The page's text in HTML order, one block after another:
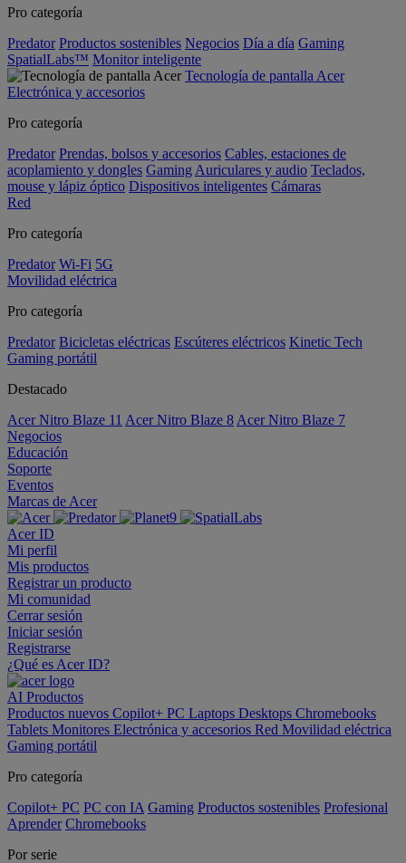
Pro categoría
Predator Productos sostenibles Negocios Día a día Gaming
SpatialLabs™ Monitor inteligente
Tecnología de pantalla Acer
Electrónica y accesorios
Pro categoría
Predator Prendas, bolsos y accesorios Cables, estaciones de
acoplamiento y dongles Gaming Auriculares y audio Teclados,
mouse y lápiz óptico Dispositivos inteligentes Cámaras
Red
Pro categoría
Predator Wi-Fi 5G
Movilidad eléctrica
Pro categoría
Predator Bicicletas eléctricas Escúteres eléctricos Kinetic Tech
Gaming portátil
Destacado
Acer Nitro Blaze 11 Acer Nitro Blaze 8 Acer Nitro Blaze 7
Negocios
Educación
Soporte
Eventos
Marcas de Acer
Acer ID
Mi perfil
Mis productos
Registrar un producto
Mi comunidad
Cerrar sesión
Iniciar sesión
Registrarse
¿Qué es Acer ID?
AI Productos
Productos nuevos Copilot+ PC Laptops Desktops Chromebooks
Tablets Monitores Electrónica y accesorios Red Movilidad eléctrica
Gaming portátil
Pro categoría
Copilot+ PC PC con IA Gaming Productos sostenibles Profesional
Aprender Chromebooks
Por serie